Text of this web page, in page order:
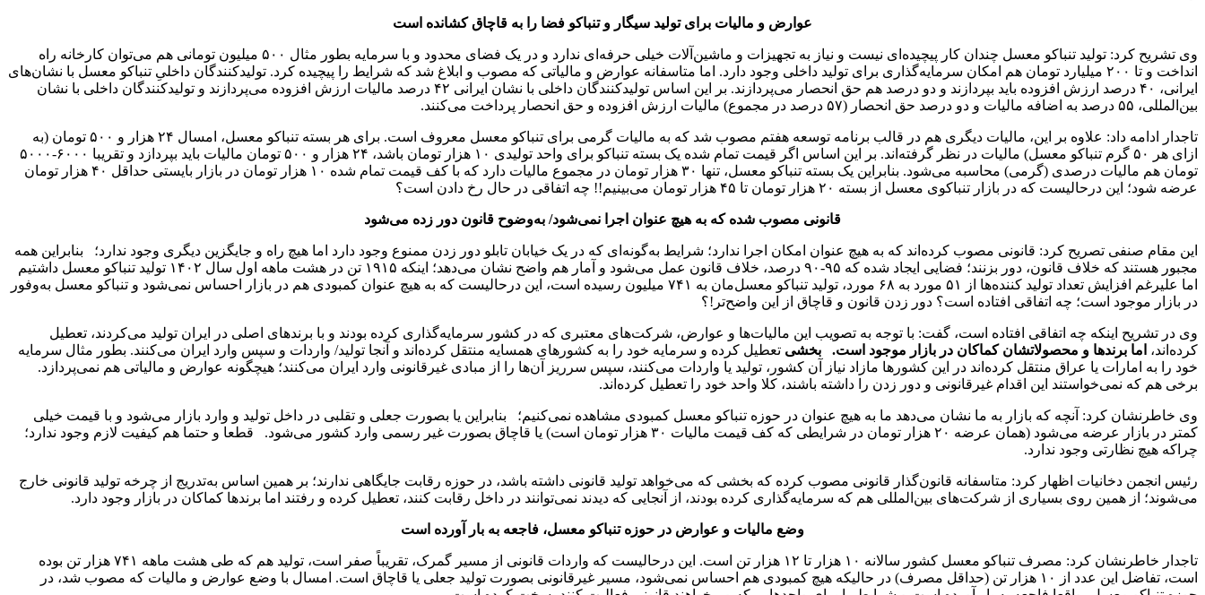
عوارض و مالیات برای تولید سیگار و تنباکو فضا را به قاچاق کشانده است
وی تشریح کرد: تولید تنباکو معسل چندان کار پیچیده‌ای نیست و نیاز به تجهیزات و ماشین‌آلات خیلی حرفه‌ای ندارد و در یک فضای محدود و با سرمایه بطور مثال ۵۰۰ میلیون تومانی هم می‌توان کارخانه راه
انداخت و تا ۲۰۰ میلیارد تومان هم امکان سرمایه‌گذاری برای تولید داخلی وجود دارد. اما متاسفانه عوارض و مالیاتی که مصوب و ابلاغ شد که شرایط را پیچیده کرد. تولیدکنندگان داخلیِ تنباکو معسل با نشان‌های
ایرانی، ۴۰ درصد ارزش افزوده باید بپردازند و دو درصد هم حق انحصار می‌پردازند. بر این اساس تولیدکنندگان داخلی با نشان ایرانی ۴۲ درصد مالیات ارزش افزوده می‌پردازند و تولیدکنندگان داخلی با نشان
بین‌المللی، ۵۵ درصد به اضافه مالیات و دو درصد حق انحصار (۵۷ درصد در مجموع) مالیات ارزش افزوده و حق انحصار پرداخت می‌کنند.
تاجدار ادامه داد: علاوه بر این، مالیات دیگری هم در قالب برنامه توسعه هفتم مصوب شد که به مالیات گرمی برای تنباکو معسل معروف است. برای هر بسته تنباکو معسل، امسال ۲۴ هزار و ۵۰۰ تومان (به
ازای هر ۵۰ گرم تنباکو معسل) مالیات در نظر گرفته‌اند. بر این اساس اگر قیمت تمام شده‌ یک بسته تنباکو برای واحد تولیدی ۱۰ هزار تومان باشد، ۲۴ هزار و ۵۰۰ تومان مالیات باید بپردازد و تقریبا ۶۰۰۰-۵۰۰۰
تومان هم مالیات درصدی (گرمی) محاسبه می‌شود. بنابراین یک بسته تنباکو معسل، تنها ۳۰ هزار تومان در مجموع مالیات دارد که با کف قیمت تمام شده ۱۰ هزار تومان در بازار بایستی حداقل ۴۰ هزار تومان
عرضه شود؛ این درحالیست که در بازار تنباکوی معسل از بسته ۲۰ هزار تومان تا ۴۵ هزار تومان می‌بینیم!! چه اتفاقی در حال رخ دادن است؟
قانونی مصوب شده که به هیچ عنوان اجرا نمی‌شود/ به‌وضوح قانون دور زده می‌شود
این مقام صنفی تصریح کرد: قانونی مصوب کرده‌اند که به هیچ عنوان امکان اجرا ندارد؛ شرایط به‌گونه‌ای که در یک خیابان تابلو دور زدن ممنوع وجود دارد اما هیچ راه و جایگزین دیگری وجود ندارد؛ بنابراین همه
مجبور هستند که خلاف قانون، دور بزنند؛ فضایی ایجاد شده که ۹۵-۹۰ درصد، خلاف قانون عمل می‌شود و آمار هم واضح نشان می‌دهد؛ اینکه ۱۹۱۵ تن در هشت ماهه اول سال ۱۴۰۲ تولید تنباکو معسل داشتیم
اما علیرغم افزایش تعداد تولید کننده‌ها از ۵۱ مورد به ۶۸ مورد، تولید تنباکو معسل‌مان به ۷۴۱ میلیون رسیده است، این درحالیست که به هیچ عنوان کمبودی هم در بازار احساس نمی‌شود و تنباکو معسل به‌وفور
در بازار موجود است؛ چه اتفاقی افتاده است؟ دور زدن قانون و قاچاق از این واضح‌تر!؟
وی در تشریح اینکه چه اتفاقی افتاده است، گفت: با توجه به تصویب این مالیات‌ها و عوارض، شرکت‌های معتبری که در کشور سرمایه‌گذاری کرده بودند و با برندهای اصلی در ایران تولید می‌کردند، تعطیل
کرده‌اند، اما برندها و محصولاتشان کماکان در بازار موجود است. بخشی تعطیل کرده و سرمایه خود را به کشورهای همسایه منتقل کرده‌اند و آنجا تولید/ واردات و سپس وارد ایران می‌کنند. بطور مثال سرمایه
خود را به امارات یا عراق منتقل کرده‌اند در این کشورها مازاد نیاز آن کشور، تولید یا واردات می‌کنند، سپس سرریز آن‌ها را از مبادی غیرقانونی وارد ایران می‌کنند؛ هیچگونه عوارض و مالیاتی هم نمی‌پردازد.
برخی هم که نمی‌خواستند این اقدام غیرقانونی و دور زدن را داشته باشند، کلا واحد خود را تعطیل کرده‌اند.
وی خاطرنشان کرد: آنچه که بازار به ما نشان می‌دهد ما به هیچ عنوان در حوزه تنباکو معسل کمبودی مشاهده نمی‌کنیم؛ بنابراین یا بصورت جعلی و تقلبی در داخل تولید و وارد بازار می‌شود و با قیمت خیلی
کمتر در بازار عرضه می‌شود (همان عرضه ۲۰ هزار تومان در شرایطی که کف قیمت مالیات ۳۰ هزار تومان است) یا قاچاق بصورت غیر رسمی وارد کشور می‌شود. قطعا و حتما هم کیفیت لازم وجود ندارد؛
چراکه هیچ نظارتی وجود ندارد.
رئیس انجمن دخانیات اظهار کرد: متاسفانه قانون‌گذار قانونی مصوب کرده که بخشی که می‌خواهد تولید قانونی داشته باشد، در حوزه رقابت جایگاهی ندارند؛ بر همین اساس به‌تدریج از چرخه تولید قانونی خارج
می‌شوند؛ از همین روی بسیاری از شرکت‌های بین‌المللی هم که سرمایه‌گذاری کرده بودند، از آنجایی که دیدند نمی‌توانند در داخل رقابت کنند، تعطیل کرده و رفتند اما برندها کماکان در بازار وجود دارد.
وضع مالیات و عوارض در حوزه تنباکو معسل، فاجعه به بار آورده است
تاجدار خاطرنشان کرد: مصرف تنباکو معسل کشور سالانه ۱۰ هزار تا ۱۲ هزار تن است. این درحالیست که واردات قانونی از مسیر گمرک، تقریباً صفر است، تولید هم که طی هشت ماهه ۷۴۱ هزار تن بوده
است، تفاضل این عدد از ۱۰ هزار تن (حداقل مصرف) در حالیکه هیچ کمبودی هم احساس نمی‌شود، مسیر غیرقانونی بصورت تولید جعلی یا قاچاق است. امسال با وضع عوارض و مالیات که مصوب شد، در